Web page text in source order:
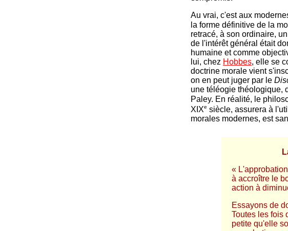
Au vrai, c'est aux
la forme définitive de la
retracé, à son ordinaire,
de l'intérêt général était
humaine et comme
lui, chez Hobbes, elle se
doctrine morale vient
on en peut juger par le
une téléogie théologique,
Paley. En réalité, le
XIXe siècle, assurera à
morales modernes, est
-
«
à accroître le
action à
Essayons de
Toutes les fois
petite qu'elle